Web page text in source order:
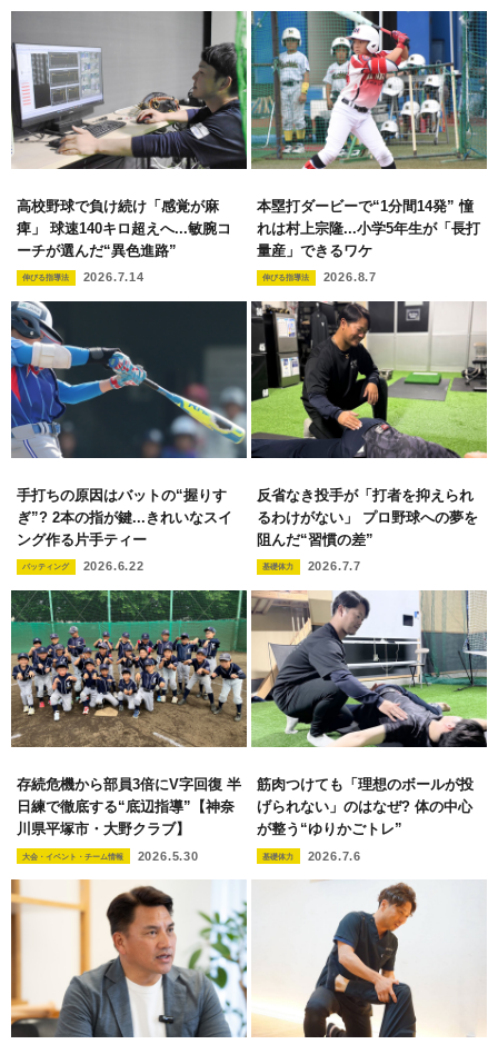
高校野球で負け続け「感覚が麻
痺」 球速140キロ超えへ...敏腕コ
ーチが選んだ“異色進路”
伸びる指導法 2026.7.14
本塁打ダービーで“1分間14発” 憧
れは村上宗隆...小学5年生が「長打
量産」できるワケ
伸びる指導法 2026.8.7
手打ちの原因はバットの“握りす
ぎ”? 2本の指が鍵...きれいなスイ
ング作る片手ティー
バッティング 2026.6.22
反省なき投手が「打者を抑えられ
るわけがない」 プロ野球への夢を
阻んだ“習慣の差”
基礎体力 2026.7.7
存続危機から部員3倍にV字回復 半
日練で徹底する“底辺指導”【神奈
川県平塚市・大野クラブ】
大会・イベント・チーム情報 2026.5.30
筋肉つけても「理想のボールが投
げられない」のはなぜ? 体の中心
が整う“ゆりかごトレ”
基礎体力 2026.7.6